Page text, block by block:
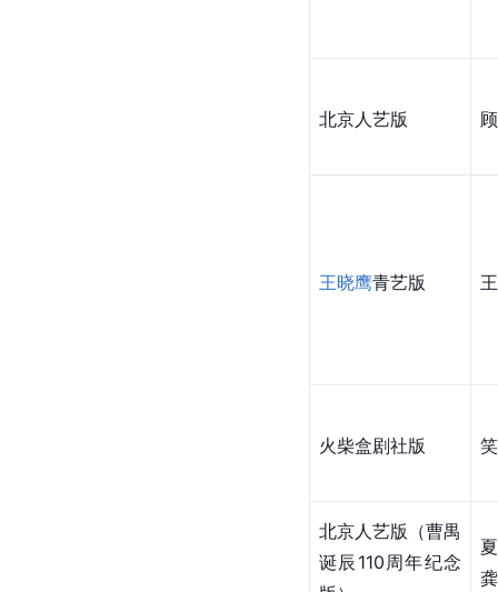
北京人艺版
王晓鹰青艺版
火柴盒剧社版
北京人艺版（曹禺
诞辰110周年纪念